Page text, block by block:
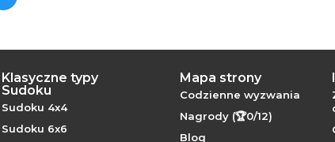
Klasyczne typy
Sudoku
Sudoku 4x4
Sudoku 6x6
Mapa strony
Codzienne wyzwania
Nagrody (🏆0/12)
Blog